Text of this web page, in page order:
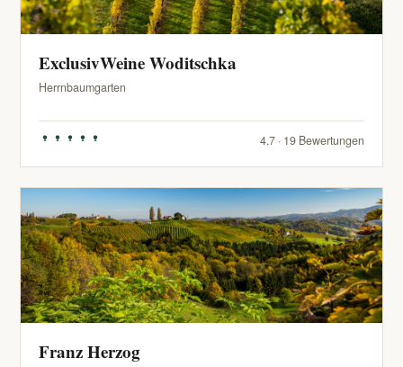
ExclusivWeine Woditschka
Herrnbaumgarten
4.7 · 19 Bewertungen
Franz Herzog